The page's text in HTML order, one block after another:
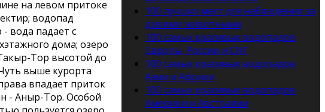
на левом притоке
водопад
вода падает с
дома; озеро
Тор высотой до
выше курорта
впадает приток
- Аныр-Тор. Особой
100 лучших мест для наблюдения за
дикими животными
100 самых красивых водопадов
Европы, России и СНГ
100 самых красивых водопадов
Азии и Африки
100 самых красивых водопадов
Америки и Австралии